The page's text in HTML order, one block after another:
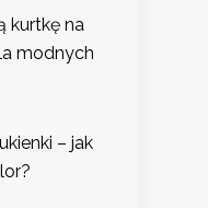
kurtkę na
modnych
– jak